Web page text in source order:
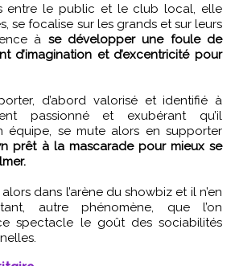
entre le public et le club local, elle
se focalise sur les grands et sur leurs
à se développer une foule de
d’imagination et d’excentricité pour
d’abord valorisé et identifié à
passionné et exubérant qu’il
équipe, se mute alors en supporter
prêt à la mascarade pour mieux se
dans l’arène du showbiz et il n’en
autre phénomène, que l’on
spectacle le goût des sociabilités